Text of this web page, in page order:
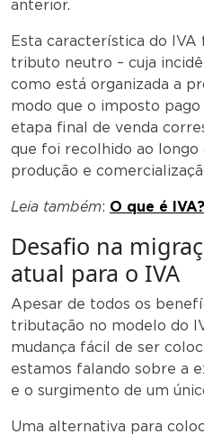
anterior.
Esta característica do IVA
tributo neutro – cuja
como está organizada a
modo que o imposto
etapa final de venda
que foi recolhido ao longo
produção e
Leia também: O que é IVA?
Desafio na
atual para o IVA
Apesar de todos os
tributação no modelo do
mudança fácil de ser
estamos falando sobre a
e o surgimento de um
Uma alternativa para